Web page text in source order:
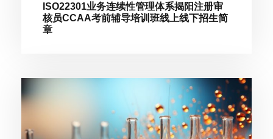
ISO22301业务连续性管理体系揭阳注册审
核员CCAA考前辅导培训班线上线下招生简
章